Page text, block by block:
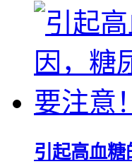
引起高血